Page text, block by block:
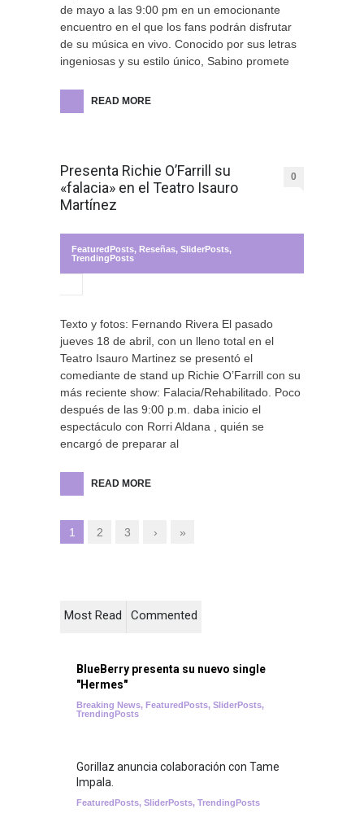
de mayo a las 9:00 pm en un emocionante
encuentro en el que los fans podrán disfrutar
de su música en vivo. Conocido por sus letras
ingeniosas y su estilo único, Sabino promete
READ MORE
Presenta Richie O’Farrill su
«falacia» en el Teatro Isauro
Martínez
0
FeaturedPosts, Reseñas, SliderPosts,
TrendingPosts
Texto y fotos: Fernando Rivera El pasado
jueves 18 de abril, con un lleno total en el
Teatro Isauro Martinez se presentó el
comediante de stand up Richie O’Farrill con su
más reciente show: Falacia/Rehabilitado. Poco
después de las 9:00 p.m. daba inicio el
espectáculo con Rorri Aldana , quién se
encargó de preparar al
READ MORE
1 2 3 › »
Most Read Commented
BlueBerry presenta su nuevo single
"Hermes"
Breaking News, FeaturedPosts, SliderPosts,
TrendingPosts
Gorillaz anuncia colaboración con Tame
Impala.
FeaturedPosts, SliderPosts, TrendingPosts